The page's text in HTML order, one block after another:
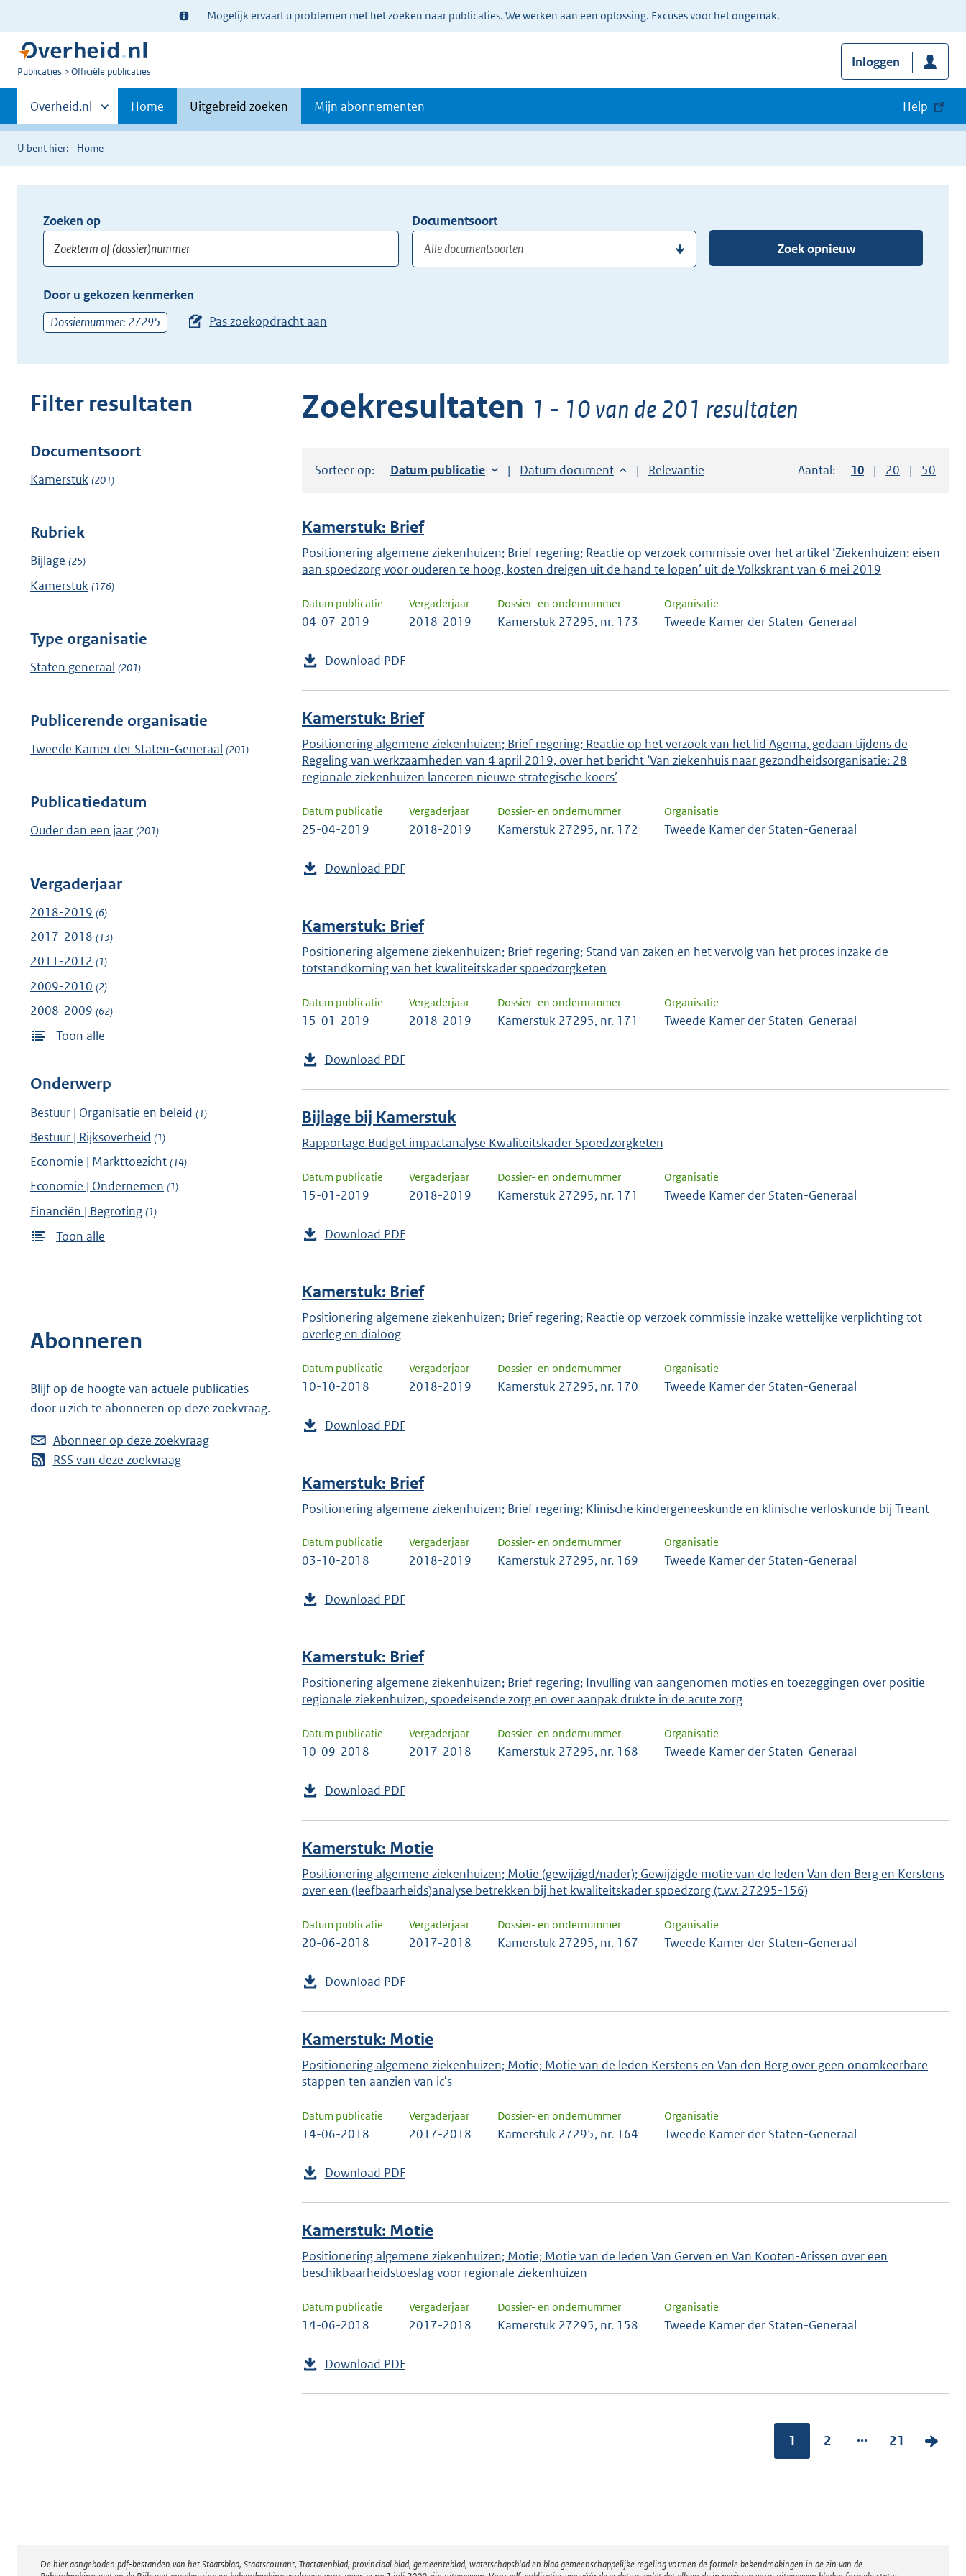
Ter
informatie:
Mogelijk ervaart u problemen met het zoeken naar publicaties. We werken aan een oplossing. Excuses voor het ongemak.
U
Publicaties Officiële publicaties
Inloggen
Primaire
navigatie
Andere
sites
binnen
Overheid.nl Home Uitgebreid zoeken Mijn abonnementen Help
U bent hier: Home
Opnieuw
zoeken:
Zoeken op
of
(dossier)nummer
hier
uw
zoekterm
in
Documentsoort
Gebruik
om
krijgen
suggesties.
Druk
om
om
uw
bevestigen.
Zoek opnieuw
Door u gekozen kenmerken
Dossiernummer: 27295
Pas zoekopdracht aan
Filter resultaten
Filter
resultaten
Documentsoort
Kamerstuk (201)
Rubriek
Bijlage (25)
Kamerstuk (176)
Type organisatie
Staten generaal (201)
Publicerende organisatie
Tweede Kamer der Staten-Generaal (201)
Publicatiedatum
Ouder dan een jaar (201)
Vergaderjaar
2018-2019 (6)
2017-2018 (13)
2011-2012 (1)
2009-2010 (2)
2008-2009 (62)
Toon alle
Onderwerp
Bestuur | Organisatie en beleid (1)
Bestuur | Rijksoverheid (1)
Economie | Markttoezicht (14)
Economie | Ondernemen (1)
Financiën | Begroting (1)
Toon alle
Abonneren
Blijf op de hoogte van actuele publicaties
door u zich te abonneren op deze zoekvraag.
Abonneer op deze zoekvraag
RSS van deze zoekvraag
Zoekresultaten 1 - 10 van de 201 resultaten
Sorteer op: Sorteer op:
Datum publicatie Sorteer op:
Datum document Sorteer op:
Relevantie Aantal: Toon
10 resultaten per
Toon
20 resultaten
Toon
50
Kamerstuk: Brief
Positionering algemene ziekenhuizen; Brief regering; Reactie op verzoek commissie over het artikel ‘Ziekenhuizen: eisen
aan spoedzorg voor ouderen te hoog, kosten dreigen uit de hand te lopen’ uit de Volkskrant van 6 mei 2019
Datum publicatie
04-07-2019
Vergaderjaar
2018-2019
Dossier- en ondernummer
Kamerstuk 27295, nr. 173
Organisatie
Tweede Kamer der Staten-Generaal
Download PDF
Kamerstuk: Brief
Positionering algemene ziekenhuizen; Brief regering; Reactie op het verzoek van het lid Agema, gedaan tijdens de
Regeling van werkzaamheden van 4 april 2019, over het bericht ‘Van ziekenhuis naar gezondheidsorganisatie: 28
regionale ziekenhuizen lanceren nieuwe strategische koers’
Datum publicatie
25-04-2019
Vergaderjaar
2018-2019
Dossier- en ondernummer
Kamerstuk 27295, nr. 172
Organisatie
Tweede Kamer der Staten-Generaal
Download PDF
Kamerstuk: Brief
Positionering algemene ziekenhuizen; Brief regering; Stand van zaken en het vervolg van het proces inzake de
totstandkoming van het kwaliteitskader spoedzorgketen
Datum publicatie
15-01-2019
Vergaderjaar
2018-2019
Dossier- en ondernummer
Kamerstuk 27295, nr. 171
Organisatie
Tweede Kamer der Staten-Generaal
Download PDF
Bijlage bij Kamerstuk
Rapportage Budget impactanalyse Kwaliteitskader Spoedzorgketen
Datum publicatie
15-01-2019
Vergaderjaar
2018-2019
Dossier- en ondernummer
Kamerstuk 27295, nr. 171
Organisatie
Tweede Kamer der Staten-Generaal
Download PDF
Kamerstuk: Brief
Positionering algemene ziekenhuizen; Brief regering; Reactie op verzoek commissie inzake wettelijke verplichting tot
overleg en dialoog
Datum publicatie
10-10-2018
Vergaderjaar
2018-2019
Dossier- en ondernummer
Kamerstuk 27295, nr. 170
Organisatie
Tweede Kamer der Staten-Generaal
Download PDF
Kamerstuk: Brief
Positionering algemene ziekenhuizen; Brief regering; Klinische kindergeneeskunde en klinische verloskunde bij Treant
Datum publicatie
03-10-2018
Vergaderjaar
2018-2019
Dossier- en ondernummer
Kamerstuk 27295, nr. 169
Organisatie
Tweede Kamer der Staten-Generaal
Download PDF
Kamerstuk: Brief
Positionering algemene ziekenhuizen; Brief regering; Invulling van aangenomen moties en toezeggingen over positie
regionale ziekenhuizen, spoedeisende zorg en over aanpak drukte in de acute zorg
Datum publicatie
10-09-2018
Vergaderjaar
2017-2018
Dossier- en ondernummer
Kamerstuk 27295, nr. 168
Organisatie
Tweede Kamer der Staten-Generaal
Download PDF
Kamerstuk: Motie
Positionering algemene ziekenhuizen; Motie (gewijzigd/nader); Gewijzigde motie van de leden Van den Berg en Kerstens
over een (leefbaarheids)analyse betrekken bij het kwaliteitskader spoedzorg (t.v.v. 27295-156)
Datum publicatie
20-06-2018
Vergaderjaar
2017-2018
Dossier- en ondernummer
Kamerstuk 27295, nr. 167
Organisatie
Tweede Kamer der Staten-Generaal
Download PDF
Kamerstuk: Motie
Positionering algemene ziekenhuizen; Motie; Motie van de leden Kerstens en Van den Berg over geen onomkeerbare
stappen ten aanzien van ic's
Datum publicatie
14-06-2018
Vergaderjaar
2017-2018
Dossier- en ondernummer
Kamerstuk 27295, nr. 164
Organisatie
Tweede Kamer der Staten-Generaal
Download PDF
Kamerstuk: Motie
Positionering algemene ziekenhuizen; Motie; Motie van de leden Van Gerven en Van Kooten-Arissen over een
beschikbaarheidstoeslag voor regionale ziekenhuizen
Datum publicatie
14-06-2018
Vergaderjaar
2017-2018
Dossier- en ondernummer
Kamerstuk 27295, nr. 158
Organisatie
Tweede Kamer der Staten-Generaal
Download PDF
1 2 ... 21
V
De hier aangeboden pdf-bestanden van het Staatsblad, Staatscourant, Tractatenblad, provinciaal blad, gemeenteblad, waterschapsblad en blad gemeenschappelijke regeling vormen de formele bekendmakingen in de zin van de